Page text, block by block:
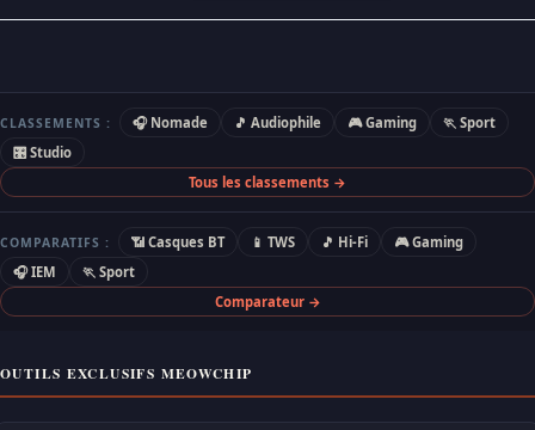
CLASSEMENTS : 🎧 Nomade 🎵 Audiophile 🎮 Gaming
🏃 Sport
🎛 Studio
Tous les classements →
COMPARATIFS : 📶 Casques BT 📱 TWS 🎵 Hi-Fi
🎮 Gaming
🎧 IEM
🏃 Sport
Comparateur →
OUTILS EXCLUSIFS MEOWCHIP